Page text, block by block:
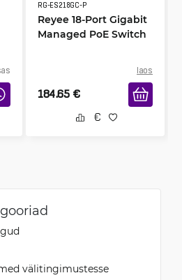
RG-ES218GC-P
Reyee 18-Port Gigabit
Managed PoE Switch
laos
184.65 €
välitingimustesse